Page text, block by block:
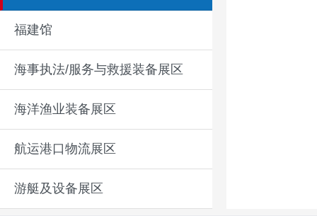
福建馆
海事执法/服务与救援装备展区
海洋渔业装备展区
航运港口物流展区
游艇及设备展区